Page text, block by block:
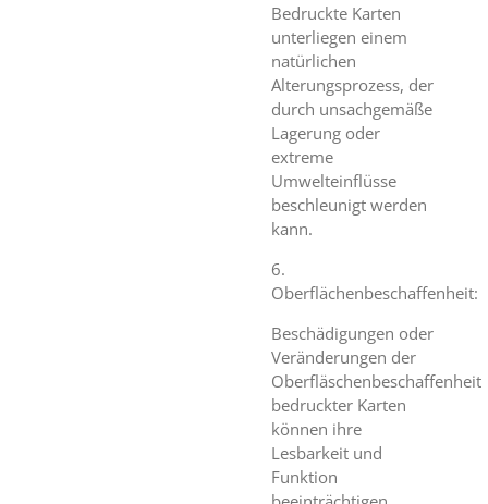
Bedruckte Karten
unterliegen einem
natürlichen
Alterungsprozess, der
durch unsachgemäße
Lagerung oder
extreme
Umwelteinflüsse
beschleunigt werden
kann.
6.
Oberflächenbeschaffenheit:
Beschädigungen oder
Veränderungen der
Oberfläschenbeschaffenheit
bedruckter Karten
können ihre
Lesbarkeit und
Funktion